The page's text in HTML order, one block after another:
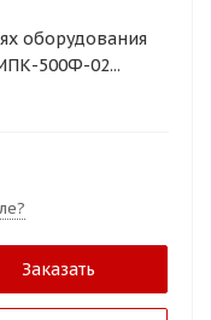
оборудования
500Ф-02...
Заказать